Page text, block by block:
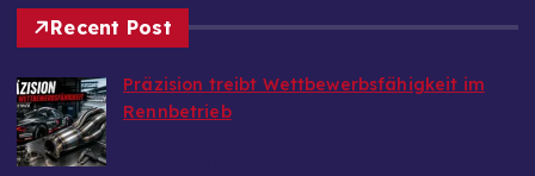
Recent Post
Präzision treibt Wettbewerbsfähigkeit im
Rennbetrieb